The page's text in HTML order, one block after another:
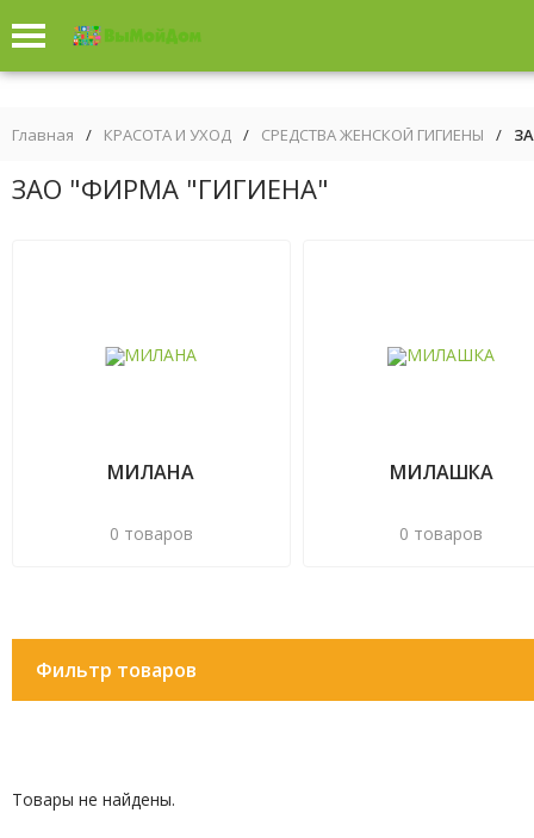
Главная / КРАСОТА И УХОД / СРЕДСТВА ЖЕНСКОЙ ГИГИЕНЫ /
ЗАО "ФИРМА "ГИГИЕНА"
МИЛАНА
0 товаров
МИЛАШКА
0 товаров
Фильтр товаров
Товары не найдены.